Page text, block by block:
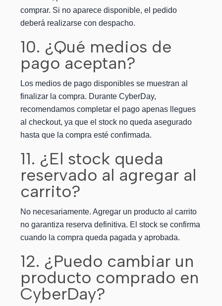
comprar. Si no aparece disponible, el pedido
deberá realizarse con despacho.
10. ¿Qué medios de
pago aceptan?
Los medios de pago disponibles se muestran al
finalizar la compra. Durante CyberDay,
recomendamos completar el pago apenas llegues
al checkout, ya que el stock no queda asegurado
hasta que la compra esté confirmada.
11. ¿El stock queda
reservado al agregar al
carrito?
No necesariamente. Agregar un producto al carrito
no garantiza reserva definitiva. El stock se confirma
cuando la compra queda pagada y aprobada.
12. ¿Puedo cambiar un
producto comprado en
CyberDay?